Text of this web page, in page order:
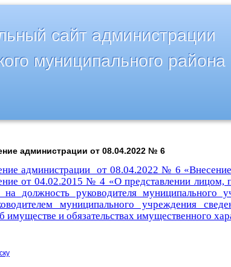
сайт администрации
муниципального района
администрации от 08.04.2022 № 6
администрации от 08.04.2022 № 6
от 04.02.2015 № 4 «О представлении лицом,
на должность руководителя муниципального
муниципального учреждения
имуществе и обязательствах имущественного